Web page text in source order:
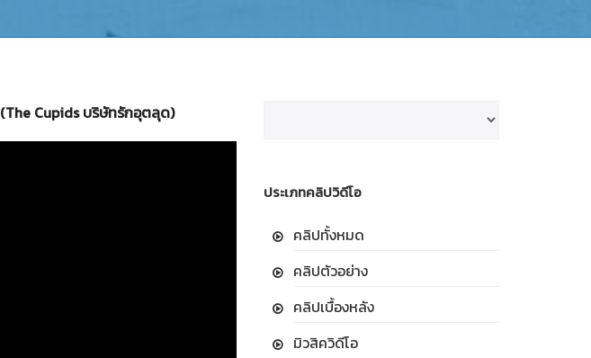
(The Cupids บริษัทรักอุตลุด)
ประเภทคลิปวิดีโอ
คลิปทั้งหมด
คลิปตัวอย่าง
คลิปเบื้องหลัง
มิวสิควิดีโอ